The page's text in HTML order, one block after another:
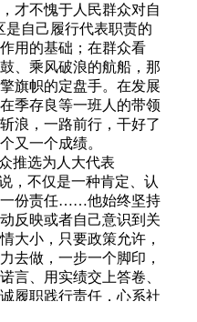
才不愧于人民群众对自
是自己履行代表职责的
用的基础；在群众看
、乘风破浪的航船，那
旗帜的定盘手。在发展
季存良等一班人的带领
浪，一路前行，干好了
又一个成绩。
推选为人大代表
，不仅是一种肯定、认
一份责任……他始终坚持
反映或者自己意识到关
大小，只要政策允许，
去做，一步一个脚印，
言、用实绩交上答卷、
履职践行责任，心系社